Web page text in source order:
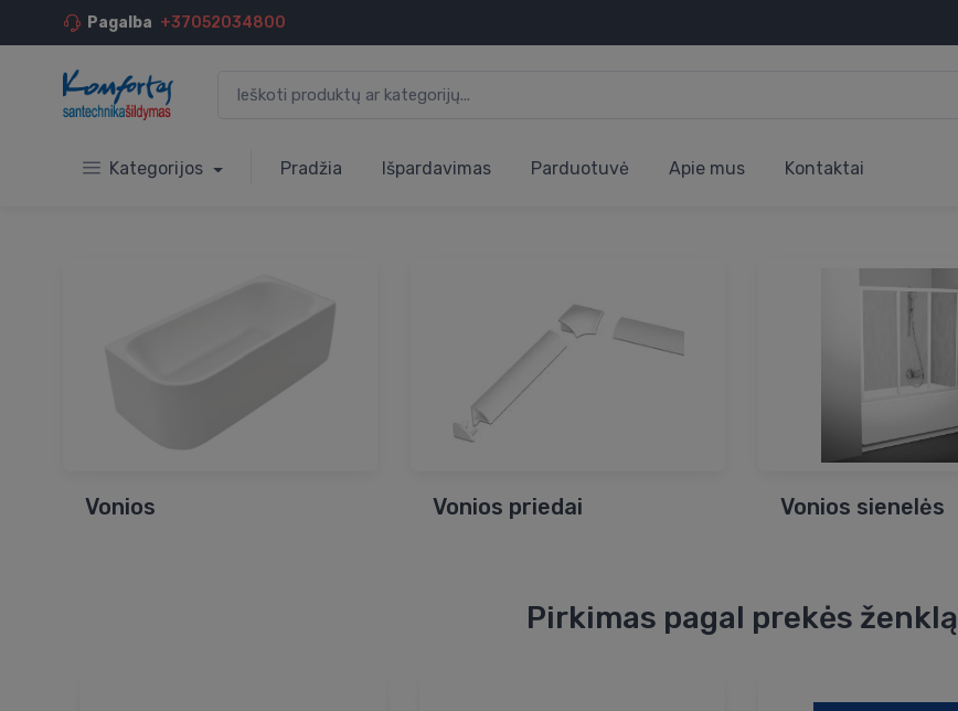
Pagalba +37052034800
Kategorijos Pradžia Išpardavimas Parduotuvė Apie mus Kontaktai
Vonios Vonios priedai Vonios sienelės
Pirkimas pagal prekės ženklą